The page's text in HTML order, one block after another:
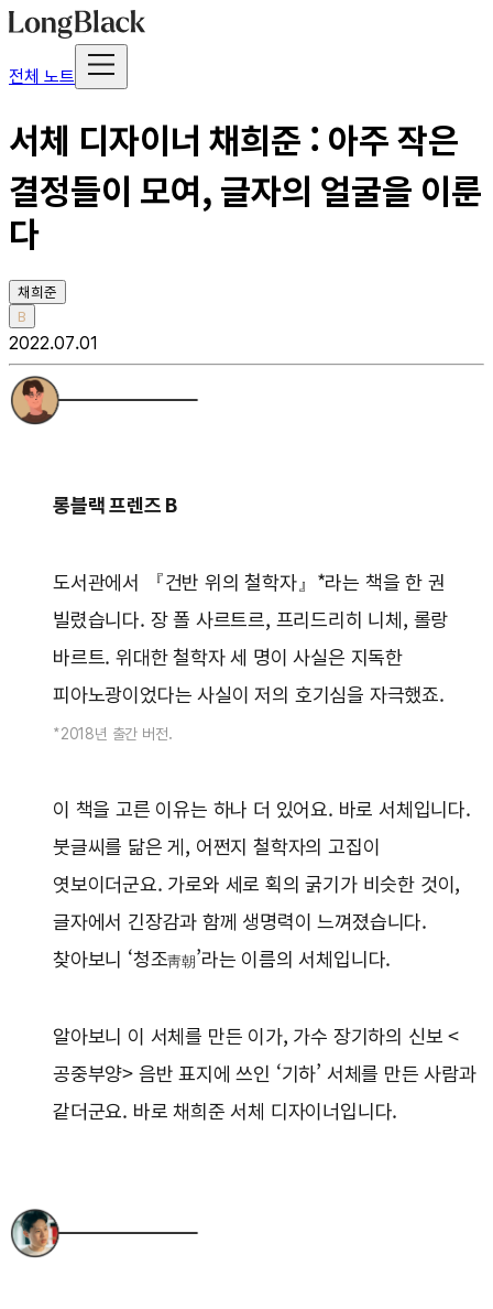
전체 노트
서체 디자이너 채희준 : 아주 작은
결정들이 모여, 글자의 얼굴을 이룬
다
채희준
B
2022.07.01
롱블랙 프렌즈 B
도서관에서 『건반 위의 철학자』*라는 책을 한 권
빌렸습니다. 장 폴 사르트르, 프리드리히 니체, 롤랑
바르트. 위대한 철학자 세 명이 사실은 지독한
피아노광이었다는 사실이 저의 호기심을 자극했죠.
*2018년 출간 버전.
이 책을 고른 이유는 하나 더 있어요. 바로 서체입니다.
붓글씨를 닮은 게, 어쩐지 철학자의 고집이
엿보이더군요. 가로와 세로 획의 굵기가 비슷한 것이,
글자에서 긴장감과 함께 생명력이 느껴졌습니다.
찾아보니 ‘청조靑朝’라는 이름의 서체입니다.
알아보니 이 서체를 만든 이가, 가수 장기하의 신보 <
공중부양> 음반 표지에 쓰인 ‘기하’ 서체를 만든 사람과
같더군요. 바로 채희준 서체 디자이너입니다.